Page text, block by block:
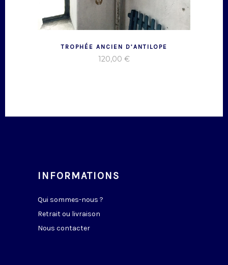
TROPHÉE ANCIEN D’ANTILOPE
120,00 €
INFORMATIONS
Qui sommes-nous ?
Retrait ou livraison
Nous contacter